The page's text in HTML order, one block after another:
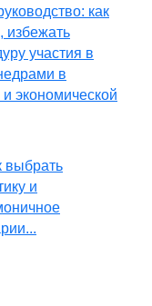
как
избежать
участия в
в
экономической
выбрать
и